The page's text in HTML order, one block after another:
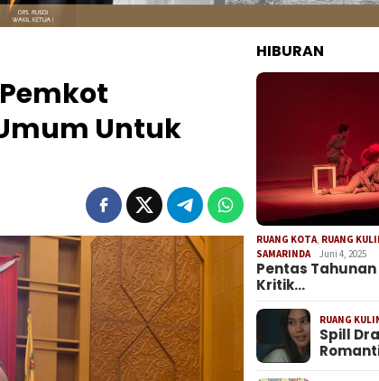
Untuk
HIBURAN
RUANG KOTA RUANG
SAMARINDA
Juni 4, 2025
Pentas
Kritik…
RUANG
Spill